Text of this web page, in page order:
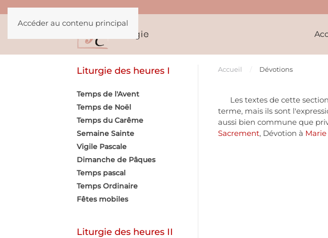
Accéder au contenu principal
Accueil Dévotions
Les textes de cette
terme, mais ils sont
aussi bien commune que
Sacrement, Dévotion à Marie
Liturgie des heures I
Temps de l'Avent
Temps de Noël
Temps du Carême
Semaine Sainte
Vigile Pascale
Dimanche de Pâques
Temps pascal
Temps Ordinaire
Fêtes mobiles
Liturgie des heures II